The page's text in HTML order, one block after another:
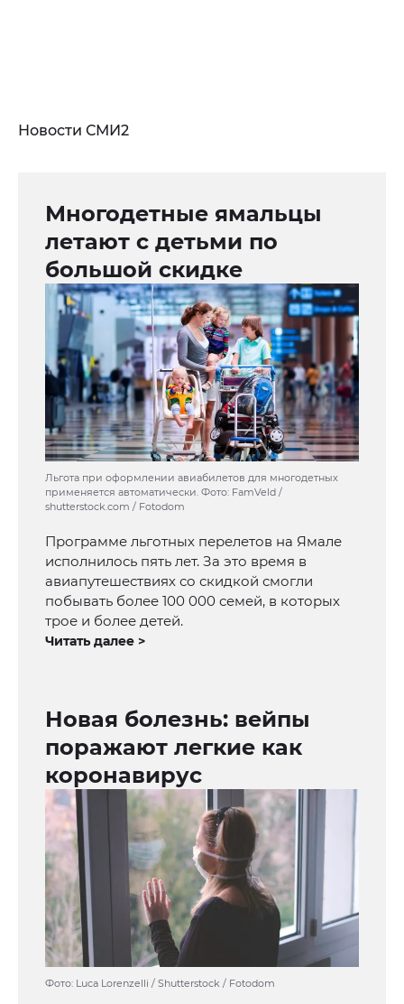
Новости СМИ2
Многодетные ямальцы
летают с детьми по
большой скидке
Льгота при оформлении авиабилетов для многодетных
применяется автоматически. Фото: FamVeld /
shutterstock.com / Fotodom
Программе льготных перелетов на Ямале
исполнилось пять лет. За это время в
авиапутешествиях со скидкой смогли
побывать более 100 000 семей, в которых
трое и более детей.
Читать далее >
Новая болезнь: вейпы
поражают легкие как
коронавирус
Фото: Luca Lorenzelli / Shutterstock / Fotodom